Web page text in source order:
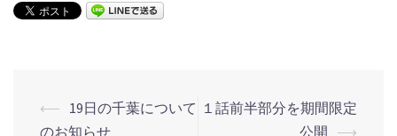
投
⟵ 19日の千葉について
のお知らせ
１話前半部分を期間限定
公開 ⟶